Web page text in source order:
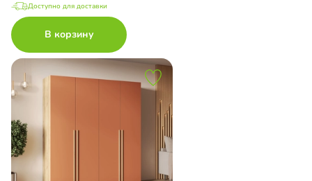
Доступно для доставки
В корзину